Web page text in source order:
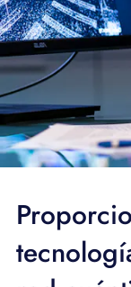
APOYO
IDIOMA